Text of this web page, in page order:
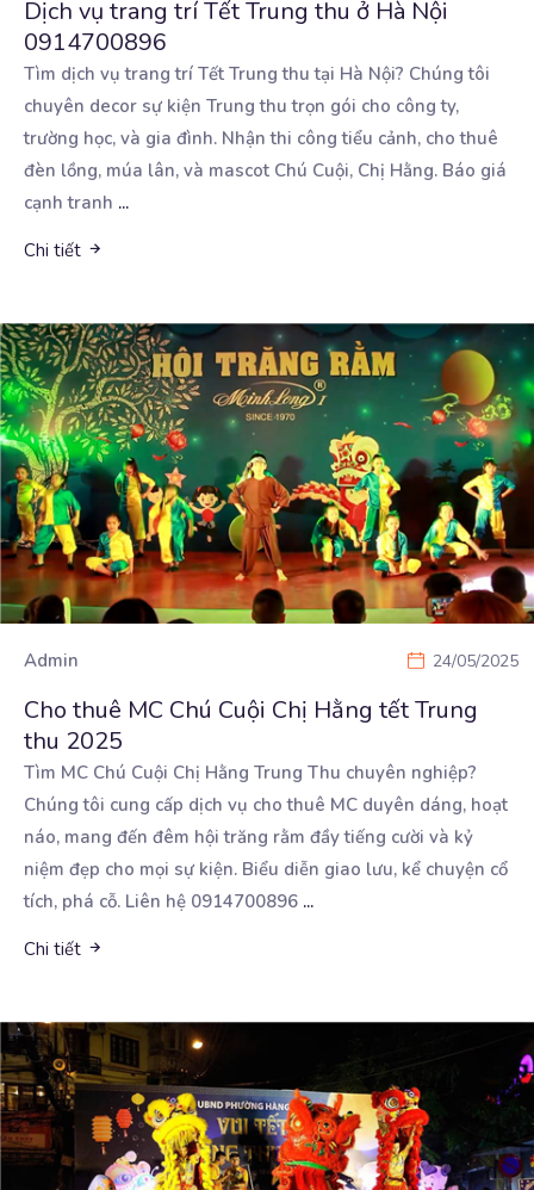
Dịch vụ trang trí Tết Trung thu ở Hà Nội
0914700896
Tìm dịch vụ trang trí Tết Trung thu tại Hà Nội? Chúng tôi
chuyên decor sự kiện Trung thu trọn gói cho công ty,
trường học, và gia đình. Nhận thi công tiểu cảnh, cho thuê
đèn lồng, múa lân, và mascot Chú Cuội, Chị Hằng. Báo giá
cạnh tranh ...
Chi tiết
Admin 24/05/2025
Cho thuê MC Chú Cuội Chị Hằng tết Trung
thu 2025
Tìm MC Chú Cuội Chị Hằng Trung Thu chuyên nghiệp?
Chúng tôi cung cấp dịch vụ cho thuê MC duyên dáng, hoạt
náo, mang đến đêm hội trăng rằm đầy tiếng cười và kỷ
niệm đẹp cho mọi sự kiện. Biểu diễn giao lưu, kể chuyện cổ
tích, phá cỗ. Liên hệ 0914700896 ...
Chi tiết